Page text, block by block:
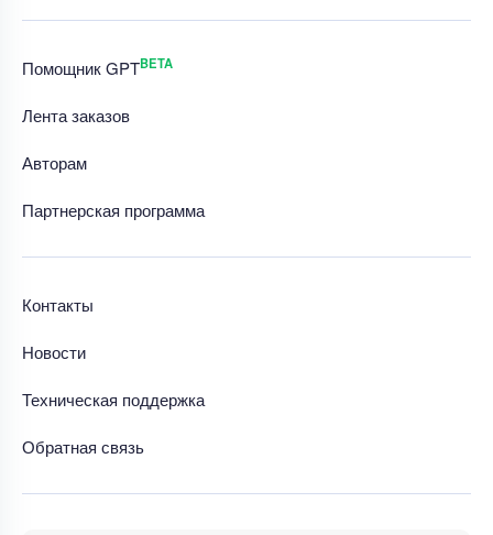
Помощник GPTBETA
Лента заказов
Авторам
Партнерская программа
Контакты
Новости
Техническая поддержка
Обратная связь